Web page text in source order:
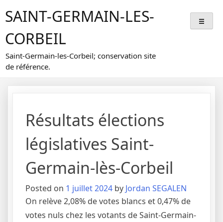
toSAINT-GERMAIN-LES-
CORBEIL
Saint-Germain-les-Corbeil; conservation site
de référence.
Résultats élections
législatives Saint-
Germain-lès-Corbeil
Posted on 1 juillet 2024 by Jordan SEGALEN
On relève 2,08% de votes blancs et 0,47% de
votes nuls chez les votants de Saint-Germain-